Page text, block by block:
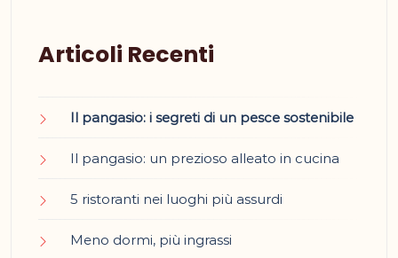
Articoli Recenti
Il pangasio: i segreti di un pesce sostenibile
Il pangasio: un prezioso alleato in cucina
5 ristoranti nei luoghi più assurdi
Meno dormi, più ingrassi